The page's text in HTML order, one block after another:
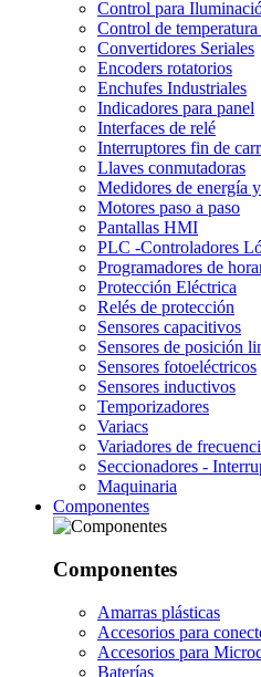
Control para
Control de
Convertidores Seriales
Encoders rotatorios
Enchufes Industriales
Indicadores para panel
Interfaces de relé
Interruptores fin de
Llaves conmutadoras
Medidores de energía
Motores paso a paso
Pantallas HMI
PLC -Controladores
Programadores de
Protección Eléctrica
Relés de protección
Sensores capacitivos
Sensores de posición
Sensores fotoeléctricos
Sensores inductivos
Temporizadores
Variacs
Variadores de
Seccionadores -
Maquinaria
Componentes
Componentes
Amarras plásticas
Accesorios para
Accesorios para
Baterías